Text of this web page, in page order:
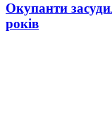
Окупанти
років